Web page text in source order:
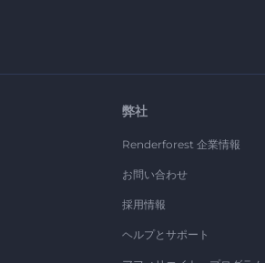
弊社
Renderforest 企業情報
お問い合わせ
採用情報
ヘルプとサポート